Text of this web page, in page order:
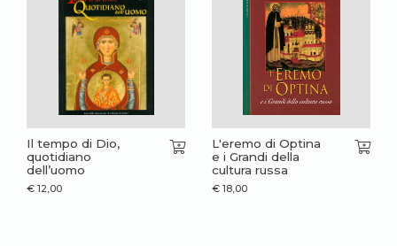
Il tempo di Dio,
quotidiano
dell’uomo
€ 12,00
L'eremo di Optina
e i Grandi della
cultura russa
€ 18,00